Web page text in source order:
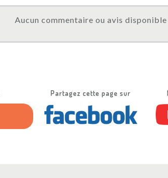
Aucun commentaire ou avis disponible
Partagez cette page sur